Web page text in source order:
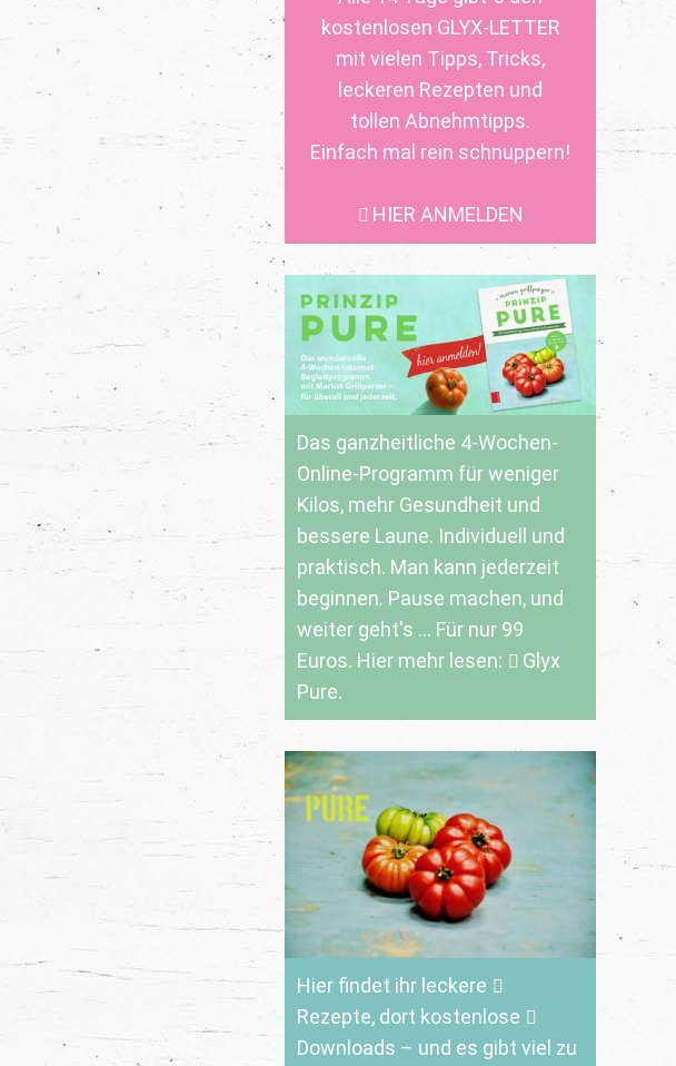
kostenlosen GLYX-LETTER
mit vielen Tipps, Tricks,
leckeren Rezepten und
tollen Abnehmtipps.
Einfach mal rein schnuppern!
HIER ANMELDEN
Das ganzheitliche 4-Wochen-
Online-Programm für weniger
Kilos, mehr Gesundheit und
bessere Laune. Individuell und
praktisch. Man kann jederzeit
beginnen. Pause machen, und
weiter geht's ... Für nur 99
Euros. Hier mehr lesen:
Glyx
Pure.
Hier findet ihr leckere
Rezepte, dort kostenlose
Downloads – und es gibt viel zu